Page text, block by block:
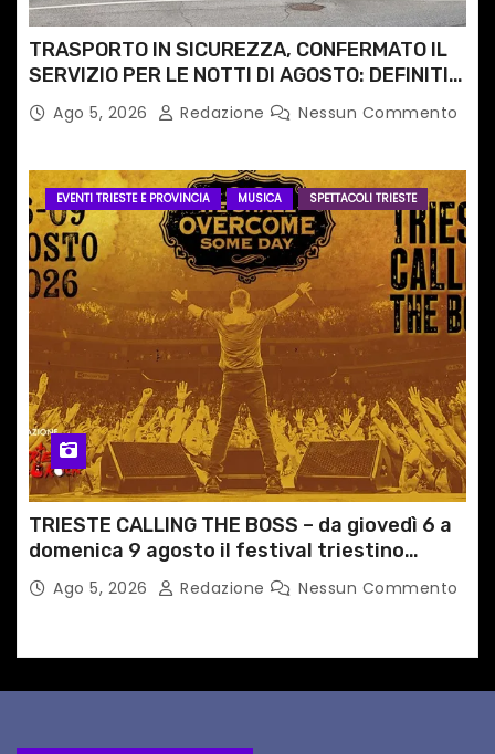
TRASPORTO IN SICUREZZA, CONFERMATO IL
SERVIZIO PER LE NOTTI DI AGOSTO: DEFINITI
PERCORSI, FERMATE E ORARIO
Ago 5, 2026 Redazione Nessun Commento
EVENTI TRIESTE E PROVINCIA MUSICA SPETTACOLI TRIESTE
TRIESTE CALLING THE BOSS – da giovedì 6 a
domenica 9 agosto il festival triestino
dedicato a Springsteen
Ago 5, 2026 Redazione Nessun Commento